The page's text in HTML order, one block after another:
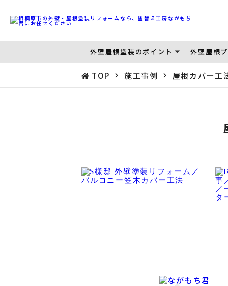
外壁屋根塗装のポイント 外壁屋根
TOP 施工事例 屋根カバー工